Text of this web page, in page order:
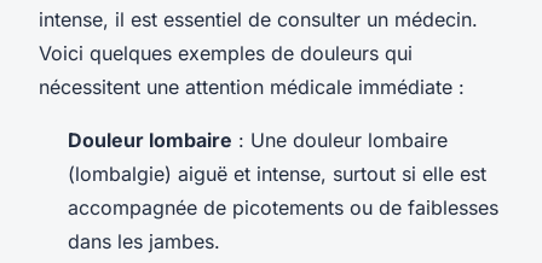
intense, il est essentiel de consulter un médecin.
Voici quelques exemples de douleurs qui
nécessitent une attention médicale immédiate :
Douleur lombaire : Une douleur lombaire
(lombalgie) aiguë et intense, surtout si elle est
accompagnée de picotements ou de faiblesses
dans les jambes.